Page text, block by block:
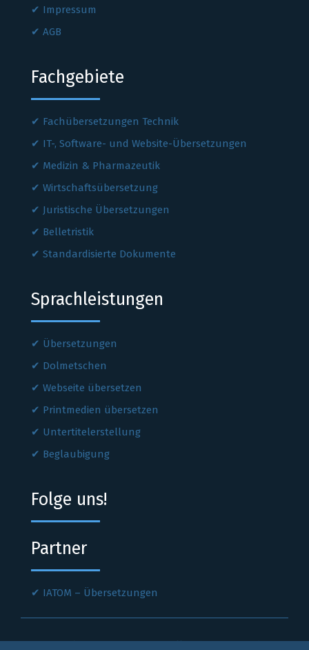
Impressum
AGB
Fachgebiete
Fachübersetzungen Technik
IT-, Software- und Website-Übersetzungen
Medizin & Pharmazeutik
Wirtschaftsübersetzung
Juristische Übersetzungen
Belletristik
Standardisierte Dokumente
Sprachleistungen
Übersetzungen
Dolmetschen
Webseite übersetzen
Printmedien übersetzen
Untertitelerstellung
Beglaubigung
Folge uns!
Partner
IATOM – Übersetzungen